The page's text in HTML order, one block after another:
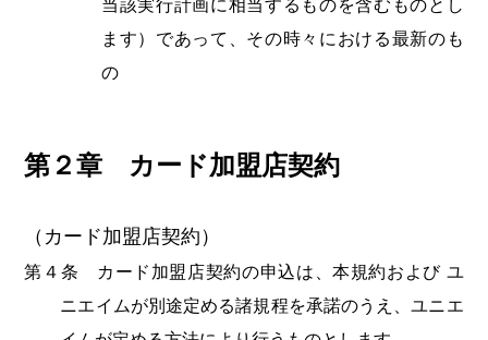
当該実行計画に相当するものを含むものとし
ます）であって、その時々における最新のも
の
第２章 カード加盟店契約
（カード加盟店契約）
第４条 カード加盟店契約の申込は、本規約および ユ
ニエイムが別途定める諸規程を承諾のうえ、ユニエ